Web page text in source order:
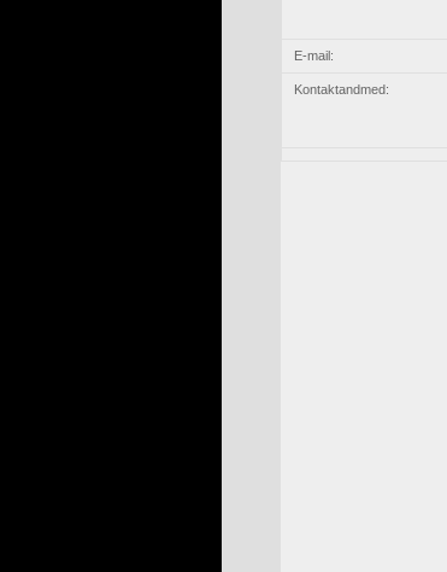
E-mail:
Kontaktandmed: